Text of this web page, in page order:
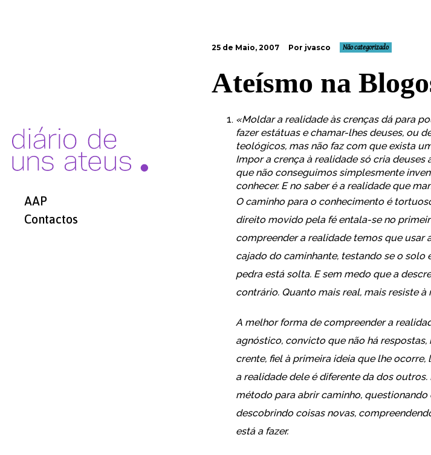
AAP
Contactos
25 de Maio, 2007 Por jvasco Não categorizado
Ateísmo na
«Moldar a realidade às crenças dá para
fazer estátuas e chamar-lhes deuses, ou
teológicos, mas não faz com que exista
Impor a crença à realidade só cria deuses
que não conseguimos simplesmente
conhecer. E no saber é a realidade que
O caminho para o conhecimento é
direito movido pela fé entala-se no
compreender a realidade temos que usar
cajado do caminhante, testando se o solo
pedra está solta. E sem medo que a
contrário. Quanto mais real, mais resiste à
A melhor forma de compreender a
agnóstico, convicto que não há
crente, fiel à primeira ideia que lhe
a realidade dele é diferente da dos
método para abrir caminho, questionando
descobrindo coisas novas,
está a fazer.